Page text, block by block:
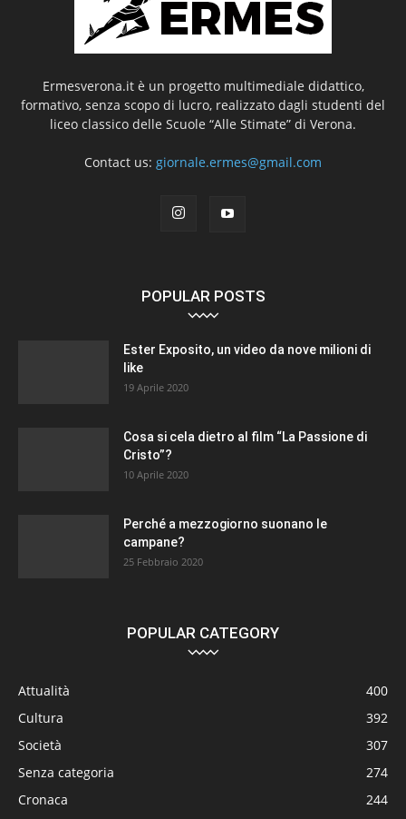
Ermesverona.it è un progetto multimediale didattico,
formativo, senza scopo di lucro, realizzato dagli studenti del
liceo classico delle Scuole “Alle Stimate” di Verona.
Contact us: giornale.ermes@gmail.com
POPULAR POSTS
Ester Exposito, un video da nove milioni di
like
19 Aprile 2020
Cosa si cela dietro al film “La Passione di
Cristo”?
10 Aprile 2020
Perché a mezzogiorno suonano le
campane?
25 Febbraio 2020
POPULAR CATEGORY
Attualità
400
Cultura
392
Società
307
Senza categoria
274
Cronaca
244